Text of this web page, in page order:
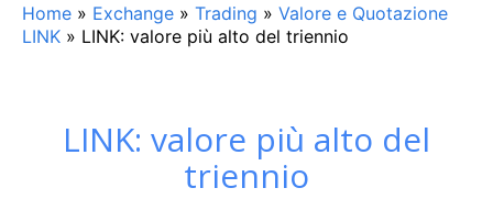
Home » Exchange » Trading » Valore e Quotazione
LINK » LINK: valore più alto del triennio
LINK: valore più alto del
triennio